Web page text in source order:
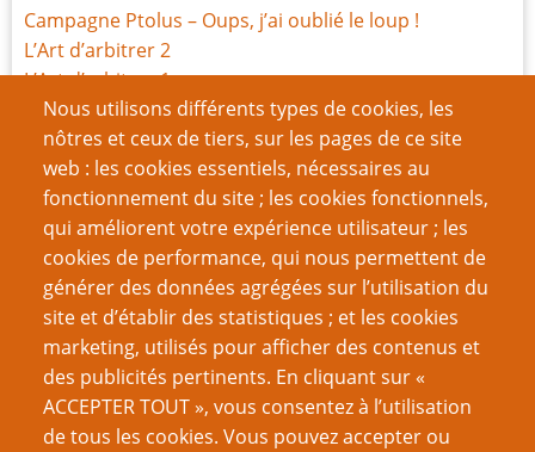
Nous utilisons différents types de cookies, les
nôtres et ceux de tiers, sur les pages de ce site
web : les cookies essentiels, nécessaires au
fonctionnement du site ; les cookies fonctionnels,
qui améliorent votre expérience utilisateur ; les
cookies de performance, qui nous permettent de
générer des données agrégées sur l’utilisation du
site et d’établir des statistiques ; et les cookies
marketing, utilisés pour afficher des contenus et
des publicités pertinents. En cliquant sur «
ACCEPTER TOUT », vous consentez à l’utilisation
de tous les cookies. Vous pouvez accepter ou
Campagne Ptolus – Oups, j’ai oublié le loup !
L’Art d’arbitrer 2
L’Art d’arbitrer 1
Structures de jeu (15-16)
Structures de jeu (13-14)
Structures de jeu (11-12)
Structures de jeu (10)
Structures de jeu (8-9)
Ne préparez pas d’intrigue – troisième partie
Structures de jeu (6-7)
Pagination
Page
précédente
‹‹ 4
Page
suivante
››
VOUS AIMEREZ AUSSI